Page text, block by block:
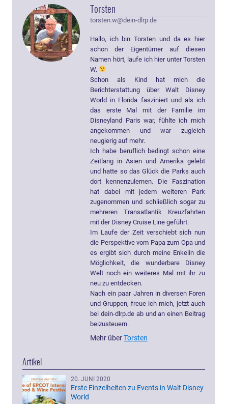
Torsten
torsten.w@dein-dlrp.de
Hallo, ich bin Torsten und da es hier
schon der Eigentümer auf diesen
Namen hört, laufe ich hier unter Torsten
W.
Schon als Kind hat mich die
Berichterstattung über Walt Disney
World in Florida fasziniert und als ich
das erste Mal mit der Familie im
Disneyland Paris war, fühlte ich mich
angekommen und war zugleich
neugierig auf mehr.
Ich habe beruflich bedingt schon eine
Zeitlang in Asien und Amerika gelebt
und hatte so das Glück die Parks auch
dort kennenzulernen. Die Faszination
hat dabei mit jedem weiteren Park
zugenommen und schließlich sogar zu
mehreren Transatlantik Kreuzfahrten
mit der Disney Cruise Line geführt.
Im Laufe der Zeit verschiebt sich nun
die Perspektive vom Papa zum Opa und
es ergibt sich durch meine Enkelin die
Möglichkeit, die wunderbare Disney
Welt noch ein weiteres Mal mit ihr zu
neu zu entdecken.
Nach ein paar Jahren in diversen Foren
und Gruppen, freue ich mich, jetzt auch
bei dein-dlrp.de ab und an einen Beitrag
beizusteuern.
Mehr überTorsten
Artikel
20. JUNI 2020
Erste Einzelheiten zu Events in Walt Disney
World